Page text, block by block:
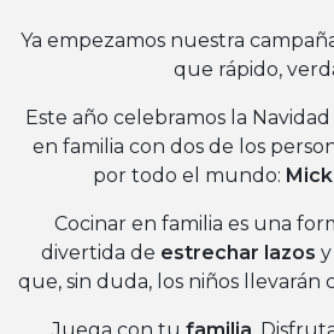
Ya empezamos nuestra
que rápido,
Este año celebramos la
en familia con dos de los
por todo el mundo:
Cocinar en familia es una
divertida de estrechar lazos
que, sin duda, los niños llevarán